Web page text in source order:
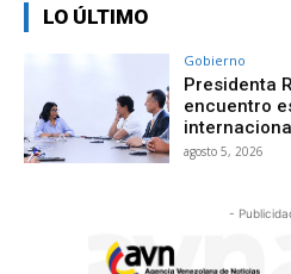
LO ÚLTIMO
Gobierno
Presidenta
encuentro
agosto 5, 2026
-